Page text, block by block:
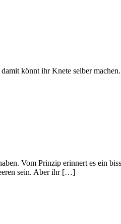
könnt ihr Knete selber
Vom Prinzip erinnert es ein
sein. Aber ihr […]